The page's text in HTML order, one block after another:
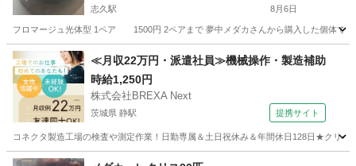
志久駅 8月6日
フロマージュ光体型 1ペア 1500円 2ペアまで 夢中メダカさんから購入した個体です
埼玉 北足立郡 志久駅 その他 フロマージュ
≪月収22万円・派遣社員≫機械操作・製造補助
時給1,250円
株式会社BREXA Next
茨城県 静駅 提携サイト
コネクタ製造工場の検査や測定作業！日勤専属＆土日祝休み＆年間休日128日★クリ
茨城 常陸大宮市 静駅 その他